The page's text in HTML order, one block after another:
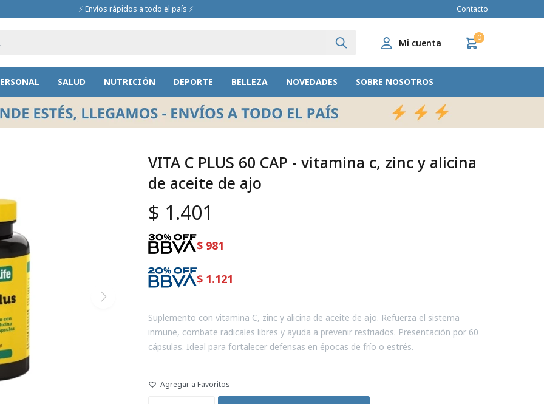
SALUD NUTRICIÓN DEPORTE BELLEZA NOVEDADES SOBRE NOSOTROS
0
⚡ Envíos rápidos a todo el país ⚡ Contacto
VITA C PLUS 60 CAP - vitamina c, zinc y alicina
de aceite de ajo
$ 1.401
$ 981
$ 1.121
Suplemento con vitamina C, zinc y alicina de aceite de ajo. Refuerza el sistema
inmune, combate radicales libres y ayuda a prevenir resfriados. Presentación por 60
cápsulas. Ideal para fortalecer defensas en épocas de frío o estrés.